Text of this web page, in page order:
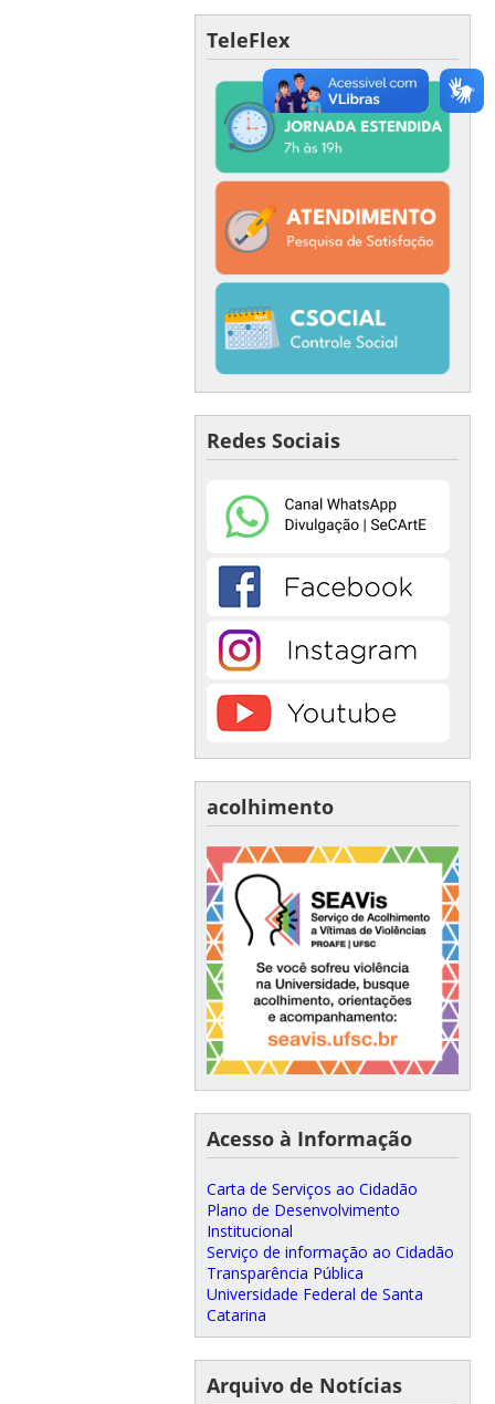
TeleFlex
Redes Sociais
acolhimento
Acesso à Informação
Carta de Serviços ao Cidadão
Plano de Desenvolvimento
Institucional
Serviço de informação ao Cidadão
Transparência Pública
Universidade Federal de Santa
Catarina
Arquivo de Notícias